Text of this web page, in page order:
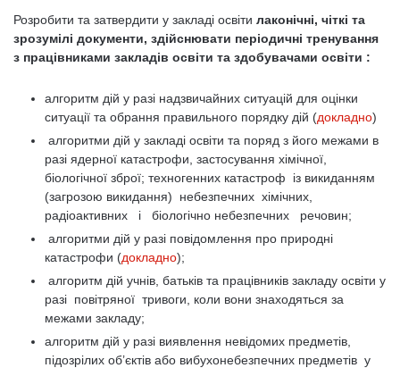
Розробити та затвердити у закладі освіти лаконічні, чіткі та
зрозумілі документи, здійснювати періодичні тренування
з працівниками закладів освіти та здобувачами освіти :
алгоритм дій у разі надзвичайних ситуацій для оцінки
ситуації та обрання правильного порядку дій (докладно)
алгоритми дій у закладі освіти та поряд з його межами в
разі ядерної катастрофи, застосування хімічної,
біологічної зброї; техногенних катастроф із викиданням
(загрозою викидання) небезпечних хімічних,
радіоактивних і біологічно небезпечних речовин;
алгоритми дій у разі повідомлення про природні
катастрофи (докладно);
алгоритм дій учнів, батьків та працівників закладу освіти у
разі повітряної тривоги, коли вони знаходяться за
межами закладу;
алгоритм дій у разі виявлення невідомих предметів,
підозрілих об’єктів або вибухонебезпечних предметів у